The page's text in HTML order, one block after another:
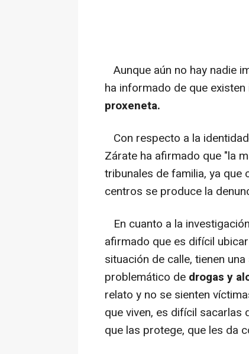
Aunque aún no hay nadie
ha informado de que existen
proxeneta.
Con respecto a la
Zárate ha afirmado que "la
tribunales de familia, ya que
centros se produce la
En cuanto a la
afirmado que es difícil
situación de calle, tienen una
problemático de drogas y
relato y no se sienten
que viven, es difícil sacarlas
que las protege, que les da